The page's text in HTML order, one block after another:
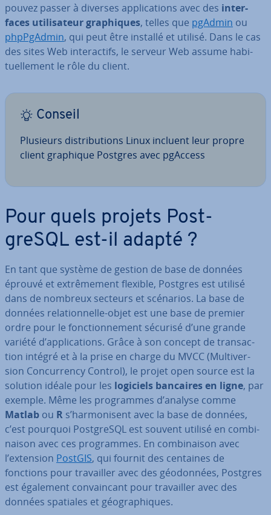
pouvez passer à diverses ap­pli­ca­tions avec des in­ter­
faces uti­li­sa­teur gra­phiques, telles que pgAdmin ou
phpP­gAd­min, qui peut être installé et utilisé. Dans le cas
des sites Web in­te­rac­tifs, le serveur Web assume ha­bi­
tuel­le­ment le rôle du client.
Conseil
Plusieurs dis­tri­bu­tions Linux incluent leur propre
client graphique Postgres avec pgAccess
Pour quels projets Post­
greSQL est-il adapté ?
En tant que système de gestion de base de données
éprouvé et ex­trê­me­ment flexible, Postgres est utilisé
dans de nombreux secteurs et scénarios. La base de
données re­la­tion­nelle-objet est une base de premier
ordre pour le fonc­tion­ne­ment sécurisé d’une grande
variété d’ap­pli­ca­tions. Grâce à son concept de tran­sac­
tion intégré et à la prise en charge du MVCC (Mul­ti­ver­
sion Con­cur­rency Control), le projet open source est la
solution idéale pour les logiciels bancaires en ligne, par
exemple. Même les pro­grammes d’analyse comme
Matlab ou R s’har­mo­ni­sent avec la base de données,
c’est pourquoi Post­greSQL est souvent utilisé en com­bi­
nai­son avec ces pro­grammes. En com­bi­nai­son avec
l’extension PostGIS, qui fournit des centaines de
fonctions pour tra­vail­ler avec des géo­don­nées, Postgres
est également con­vain­cant pour tra­vail­ler avec des
données spatiales et géo­gra­phiques.